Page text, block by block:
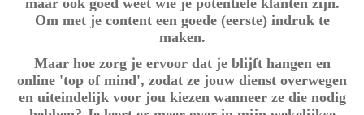
Om met je content een goede (eerste) indruk te
maken.
Maar hoe zorg je ervoor dat je blijft hangen en
online 'top of mind', zodat ze jouw dienst overwegen
en uiteindelijk voor jou kiezen wanneer ze die nodig